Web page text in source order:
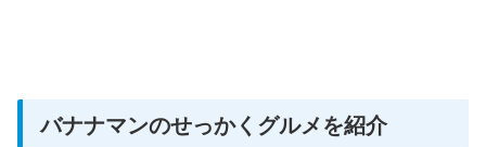
バナナマンのせっかくグルメを紹介